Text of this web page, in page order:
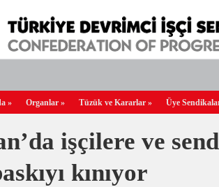
» Organlar » Tüzük ve Kararlar » Üye
işçilere ve
kınıyor